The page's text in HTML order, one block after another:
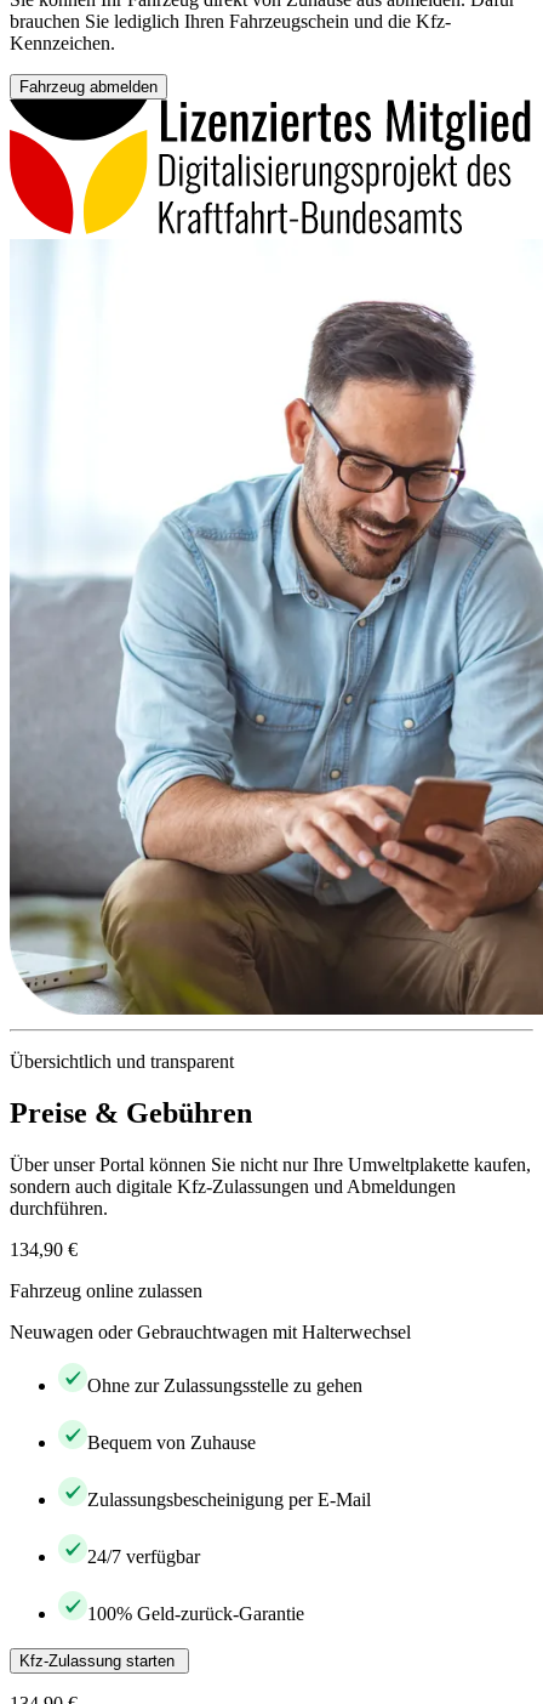
brauchen Sie lediglich Ihren Fahrzeugschein und die Kfz-
Kennzeichen.
Fahrzeug abmelden
Übersichtlich und transparent
Preise & Gebühren
Über unser Portal können Sie nicht nur Ihre Umweltplakette kaufen,
sondern auch digitale Kfz-Zulassungen und Abmeldungen
durchführen.
134,90 €
Fahrzeug online zulassen
Neuwagen oder Gebrauchtwagen mit Halterwechsel
Ohne zur Zulassungsstelle zu gehen
Bequem von Zuhause
Zulassungsbescheinigung per E-Mail
24/7 verfügbar
100% Geld-zurück-Garantie
Kfz-Zulassung starten